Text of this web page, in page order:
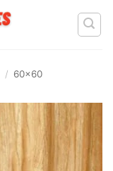
/ 60x60